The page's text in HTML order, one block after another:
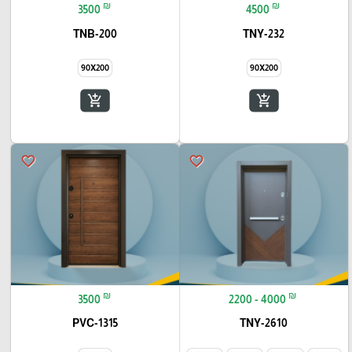
4500 ₪
TNY-232
90X200
add_shopping_cart
3500 ₪
TNB-200
90X200
add_shopping_cart
favorite_border
2200 - 4000 ₪
TNY-2610
favorite_border
3500 ₪
PVC-1315